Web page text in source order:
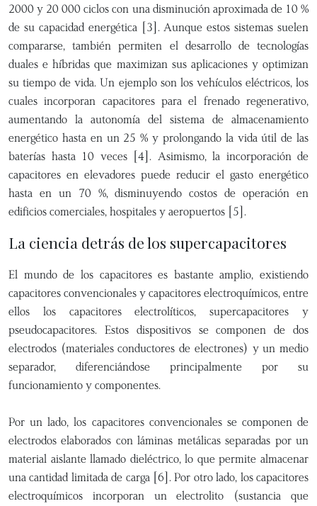
2000 y 20 000 ciclos con una disminución aproximada de 10 %
de su capacidad energética [3]. Aunque estos sistemas suelen
compararse, también permiten el desarrollo de tecnologías
duales e híbridas que maximizan sus aplicaciones y optimizan
su tiempo de vida. Un ejemplo son los vehículos eléctricos, los
cuales incorporan capacitores para el frenado regenerativo,
aumentando la autonomía del sistema de almacenamiento
energético hasta en un 25 % y prolongando la vida útil de las
baterías hasta 10 veces [4]. Asimismo, la incorporación de
capacitores en elevadores puede reducir el gasto energético
hasta en un 70 %, disminuyendo costos de operación en
edificios comerciales, hospitales y aeropuertos [5].
La ciencia detrás de los supercapacitores
El mundo de los capacitores es bastante amplio, existiendo
capacitores convencionales y capacitores electroquímicos, entre
ellos los capacitores electrolíticos, supercapacitores y
pseudocapacitores. Estos dispositivos se componen de dos
electrodos (materiales conductores de electrones) y un medio
separador, diferenciándose principalmente por su
funcionamiento y componentes.
Por un lado, los capacitores convencionales se componen de
electrodos elaborados con láminas metálicas separadas por un
material aislante llamado dieléctrico, lo que permite almacenar
una cantidad limitada de carga [6]. Por otro lado, los capacitores
electroquímicos incorporan un electrolito (sustancia que